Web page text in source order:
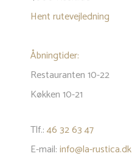
Hent rutevejledning
Åbningtider:
Restauranten 10-22
Køkken 10-21
Tlf.:46 32 63 47
E-mail:info@la-rustica.dk